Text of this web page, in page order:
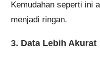
tersebut lebih akurat.
menjadi sumber ketika
terbaru terkait stok